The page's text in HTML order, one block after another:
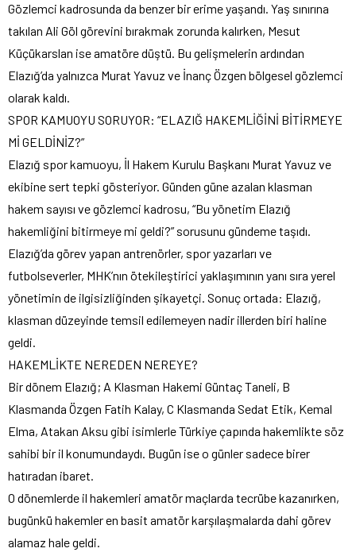
Gözlemci kadrosunda da benzer bir erime yaşandı. Yaş sınırına
takılan Ali Göl görevini bırakmak zorunda kalırken, Mesut
Küçükarslan ise amatöre düştü. Bu gelişmelerin ardından
Elazığ’da yalnızca Murat Yavuz ve İnanç Özgen bölgesel gözlemci
olarak kaldı.
SPOR KAMUOYU SORUYOR: “ELAZIĞ HAKEMLİĞİNİ BİTİRMEYE
Mİ GELDİNİZ?”
Elazığ spor kamuoyu, İl Hakem Kurulu Başkanı Murat Yavuz ve
ekibine sert tepki gösteriyor. Günden güne azalan klasman
hakem sayısı ve gözlemci kadrosu, “Bu yönetim Elazığ
hakemliğini bitirmeye mi geldi?” sorusunu gündeme taşıdı.
Elazığ’da görev yapan antrenörler, spor yazarları ve
futbolseverler, MHK’nın ötekileştirici yaklaşımının yanı sıra yerel
yönetimin de ilgisizliğinden şikayetçi. Sonuç ortada: Elazığ,
klasman düzeyinde temsil edilemeyen nadir illerden biri haline
geldi.
HAKEMLİKTE NEREDEN NEREYE?
Bir dönem Elazığ; A Klasman Hakemi Güntaç Taneli, B
Klasmanda Özgen Fatih Kalay, C Klasmanda Sedat Etik, Kemal
Elma, Atakan Aksu gibi isimlerle Türkiye çapında hakemlikte söz
sahibi bir il konumundaydı. Bugün ise o günler sadece birer
hatıradan ibaret.
O dönemlerde il hakemleri amatör maçlarda tecrübe kazanırken,
bugünkü hakemler en basit amatör karşılaşmalarda dahi görev
alamaz hale geldi.